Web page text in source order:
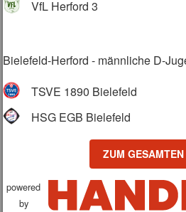
VfL Herford 3
Bielefeld-Herford - männliche D-
TSVE 1890 Bielefeld
HSG EGB Bielefeld
ZUM
powered
by